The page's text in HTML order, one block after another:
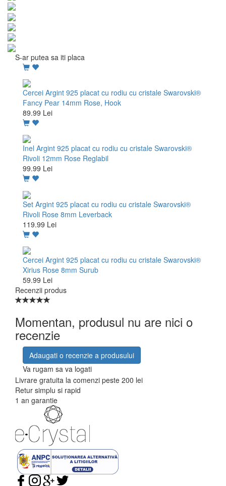
S-ar putea sa iti placa
Cercei Argint 925 placat cu rodiu cu cristale Swarovski®
Fancy Pear 14mm Rose, Hook
89.99 Lei
Inel Argint 925 placat cu rodiu cu cristale Swarovski®
Rivoli 12mm Rose Reglabil
99.99 Lei
Set Argint 925 placat cu rodiu cu cristale Swarovski®
Rivoli Rose 8mm Leverback
119.99 Lei
Cercei Argint 925 placat cu rodiu cu cristale Swarovski®
Xirius Rose 8mm Surub
59.99 Lei
Recenzii produs
Momentan, produsul nu are nici o
recenzie
Adaugati o recenzie a produsului
Va rugam sa va logati
Livrare gratuita la comenzi peste 200 lei
Retur simplu si rapid
1 an garantie